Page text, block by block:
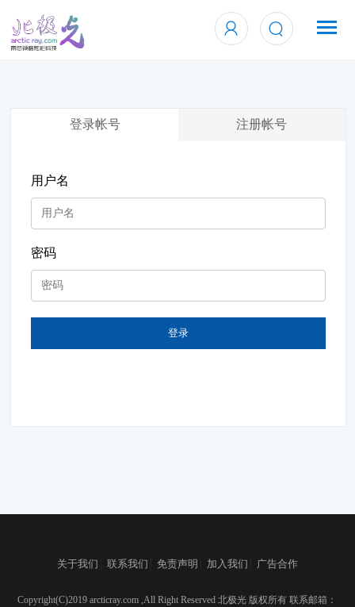
登录帐号 注册帐号
用户名
密码
登录
关于我们 联系我们 免责声明 加入我们 广告合作
Copyright(C)2019 arcticray.com ,All Right Reserved 北极光 版权所有 联系邮箱：